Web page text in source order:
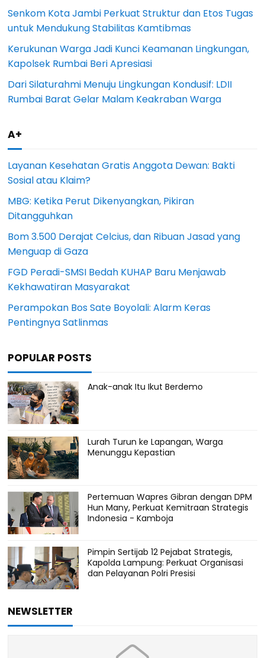
Senkom Kota Jambi Perkuat Struktur dan Etos Tugas
untuk Mendukung Stabilitas Kamtibmas
Kerukunan Warga Jadi Kunci Keamanan Lingkungan,
Kapolsek Rumbai Beri Apresiasi
Dari Silaturahmi Menuju Lingkungan Kondusif: LDII
Rumbai Barat Gelar Malam Keakraban Warga
A+
Layanan Kesehatan Gratis Anggota Dewan: Bakti
Sosial atau Klaim?
MBG: Ketika Perut Dikenyangkan, Pikiran
Ditangguhkan
Bom 3.500 Derajat Celcius, dan Ribuan Jasad yang
Menguap di Gaza
FGD Peradi-SMSI Bedah KUHAP Baru Menjawab
Kekhawatiran Masyarakat
Perampokan Bos Sate Boyolali: Alarm Keras
Pentingnya Satlinmas
POPULAR POSTS
Anak-anak Itu Ikut Berdemo
Lurah Turun ke Lapangan, Warga
Menunggu Kepastian
Pertemuan Wapres Gibran dengan DPM
Hun Many, Perkuat Kemitraan Strategis
Indonesia - Kamboja
Pimpin Sertijab 12 Pejabat Strategis,
Kapolda Lampung: Perkuat Organisasi
dan Pelayanan Polri Presisi
NEWSLETTER